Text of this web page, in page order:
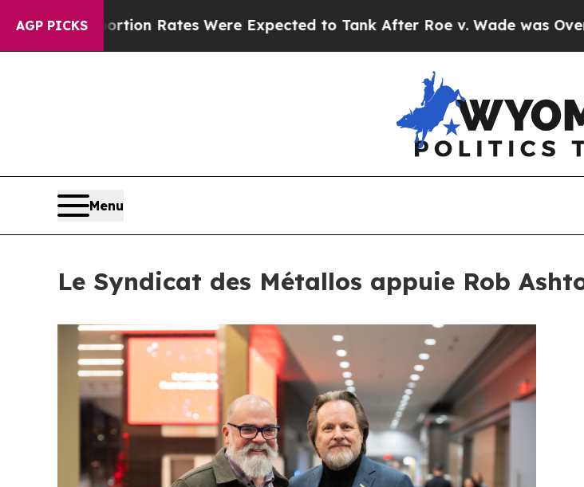
AGP PICKS
Abortion Rates Were Expected to Tank After Roe v. Wade was Overturned.
Menu
Le Syndicat des Métallos appuie Rob